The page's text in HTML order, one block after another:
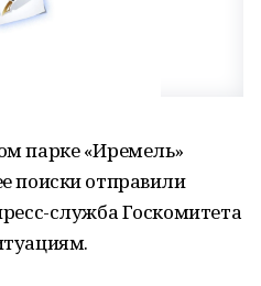
парке «Иремель»
поиски отправили
служба Госкомитета